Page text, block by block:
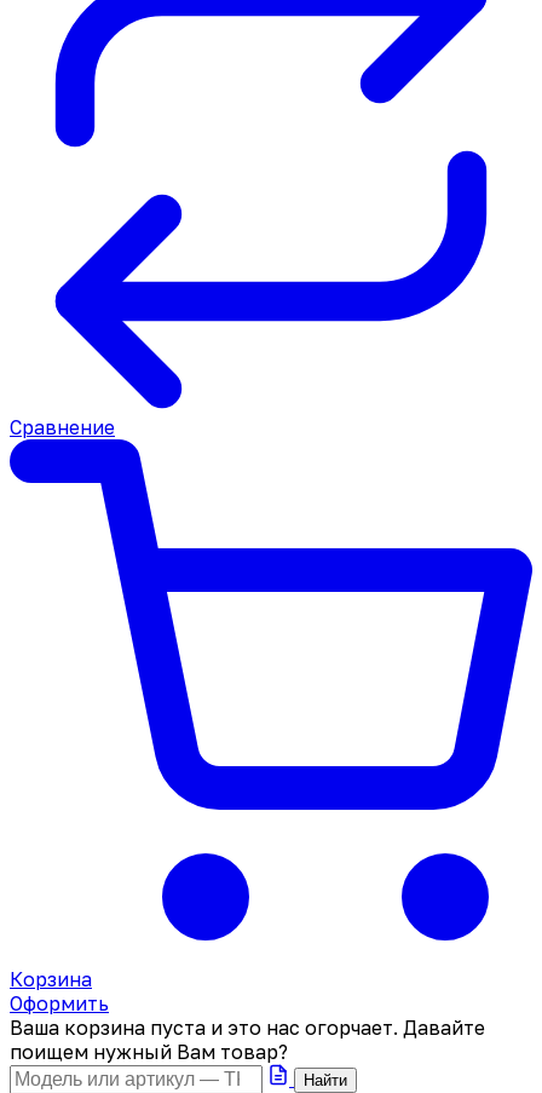
Сравнение
Корзина
Оформить
Ваша корзина пуста и это нас огорчает. Давайте
поищем нужный Вам товар?
Найти